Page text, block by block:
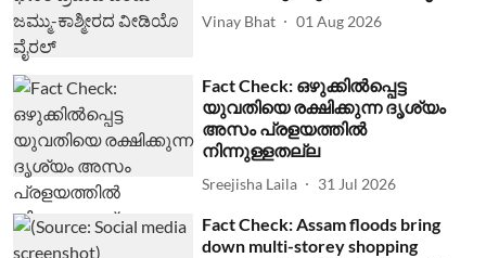
Vinay Bhat 01 Aug 2026
Fact Check: ഒഴുക്കില്‍പ്പെട്ട
യുവതിയെ രക്ഷിക്കുന്ന ദൃശ്യം
അസം പ്രളയത്തില്‍
നിന്നുള്ളതല്ല
Sreejisha Laila 31 Jul 2026
Fact Check: Assam floods bring
down multi-storey shopping